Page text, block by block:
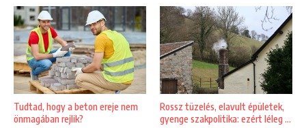
Tudtad, hogy a beton ereje nem
önmagában rejlik?
Rossz tüzelés, elavult épületek,
gyenge szakpolitika: ezért léleg ...